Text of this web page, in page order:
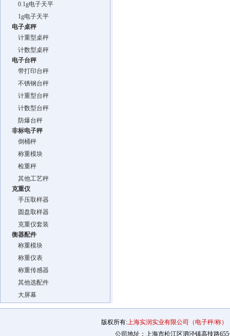
0.1g电子天平
1g电子天平
电子桌秤
计重型桌秤
计数型桌秤
电子台秤
带打印台秤
不锈钢台秤
计重型台秤
计数型台秤
防爆台秤
非标电子秤
倒桶秤
称重模块
检重秤
其他工艺秤
克重仪
手压取样器
圆盘取样器
克重仪套装
衡器配件
称重模块
称重仪表
称重传感器
其他选配件
大屏幕
版权所有:上海实润实业有限公司（电子秤/称）
公司地址：上海市松江区泗泾镇高技路655